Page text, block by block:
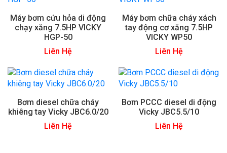
Máy bơm cứu hỏa di động
chạy xăng 7.5HP VICKY
HGP-50
Liên Hệ
Máy bơm chữa cháy xách
tay động cơ xăng 7.5HP
VICKY WP50
Liên Hệ
Bơm diesel chữa cháy
khiêng tay Vicky JBC6.0/20
Liên Hệ
Bơm PCCC diesel di động
Vicky JBC5.5/10
Liên Hệ